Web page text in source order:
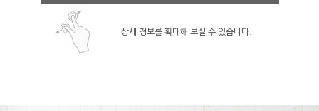
상세 정보를 확대해 보실 수 있습니다.